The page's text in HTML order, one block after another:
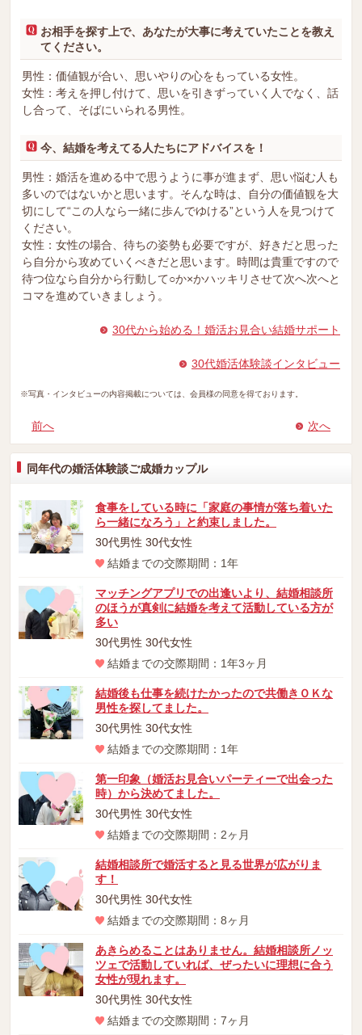
お相手を探す上で、あなたが大事に考えていたことを教え
てください。
男性：価値観が合い、思いやりの心をもっている女性。
女性：考えを押し付けて、思いを引きずっていく人でなく、話
し合って、そばにいられる男性。
今、結婚を考えてる人たちにアドバイスを！
男性：婚活を進める中で思うように事が進まず、思い悩む人も
多いのではないかと思います。そんな時は、自分の価値観を大
切にして“この人なら一緒に歩んでゆける”という人を見つけて
ください。
女性：女性の場合、待ちの姿勢も必要ですが、好きだと思った
ら自分から攻めていくべきだと思います。時間は貴重ですので
待つ位なら自分から行動して○か×かハッキリさせて次へ次へと
コマを進めていきましょう。
30代から始める！婚活お見合い結婚サポート
30代婚活体験談インタビュー
※写真・インタビューの内容掲載については、会員様の同意を得ております。
前へ 次へ
同年代の婚活体験談ご成婚カップル
食事をしている時に「家庭の事情が落ち着いた
ら一緒になろう」と約束しました。
30代男性 30代女性
結婚までの交際期間：1年
マッチングアプリでの出逢いより、結婚相談所
のほうが真剣に結婚を考えて活動している方が
多い
30代男性 30代女性
結婚までの交際期間：1年3ヶ月
結婚後も仕事を続けたかったので共働きＯＫな
男性を探してました。
30代男性 30代女性
結婚までの交際期間：1年
第一印象（婚活お見合いパーティーで出会った
時）から決めてました。
30代男性 30代女性
結婚までの交際期間：2ヶ月
結婚相談所で婚活すると見る世界が広がりま
す！
30代男性 30代女性
結婚までの交際期間：8ヶ月
あきらめることはありません。結婚相談所ノッ
ツェで活動していれば、ぜったいに理想に合う
女性が現れます。
30代男性 30代女性
結婚までの交際期間：7ヶ月